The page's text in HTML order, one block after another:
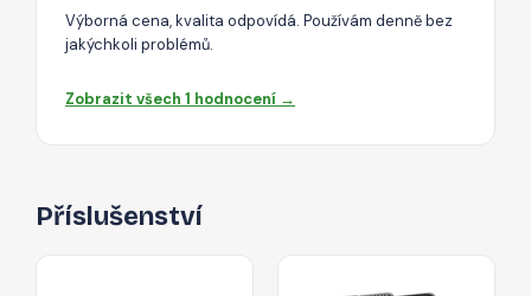
Výborná cena, kvalita odpovídá. Používám denně bez
jakýchkoli problémů.
Zobrazit všech 1 hodnocení →
Příslušenství